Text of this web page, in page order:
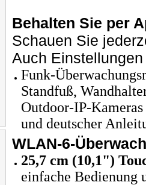
Behalten Sie per
Schauen Sie
Auch
Funk-
Standfuß,
Outdoor-IP-
und deutscher
WLAN-6-
25,7 cm (10,1")
einfache Bedienung